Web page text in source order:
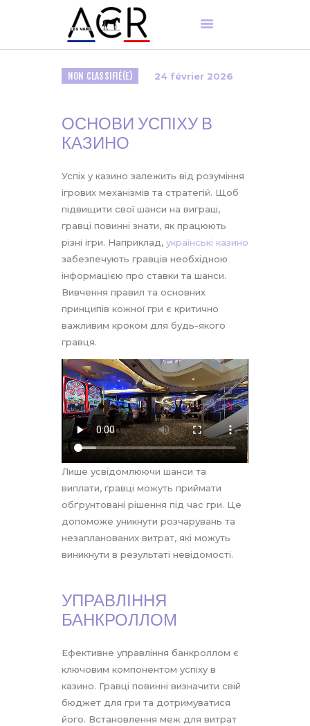
NOS PRODUITS
ENTRETIEN
PIÈCES DÉTACHÉES
FR
NON CLASSIFIÉ(E) 24 février 2026
ОСНОВИ УСПІХУ В
КАЗИНО
Успіх у казино залежить від розуміння
ігрових механізмів та стратегій. Щоб
підвищити свої шанси на виграш,
гравці повинні знати, як працюють
різні ігри. Наприклад, українські казино
забезпечують гравців необхідною
інформацією про ставки та шанси.
Вивчення правил та основних
принципів кожної гри є критично
важливим кроком для будь-якого
гравця.
Лише усвідомлюючи шанси та
виплати, гравці можуть приймати
обґрунтовані рішення під час гри. Це
допоможе уникнути розчарувань та
незапланованих витрат, які можуть
виникнути в результаті невідомості.
УПРАВЛІННЯ
БАНКРОЛЛОМ
Ефективне управління банкроллом є
ключовим компонентом успіху в
казино. Гравці повинні визначити свій
бюджет для гри та дотримуватися
його. Встановлення меж для витрат